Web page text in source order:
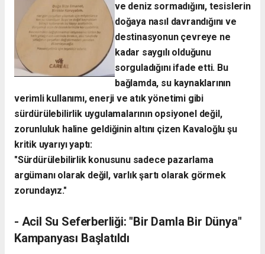
ve deniz sormadığını, tesislerin
doğaya nasıl davrandığını ve
destinasyonun çevreye ne
kadar saygılı olduğunu
sorguladığını ifade etti. Bu
bağlamda, su kaynaklarının
verimli kullanımı, enerji ve atık yönetimi gibi
sürdürülebilirlik uygulamalarının opsiyonel değil,
zorunluluk haline geldiğinin altını çizen Kavaloğlu şu
kritik uyarıyı yaptı:
"Sürdürülebilirlik konusunu sadece pazarlama
argümanı olarak değil, varlık şartı olarak görmek
zorundayız."
​- Acil Su Seferberliği: "Bir Damla Bir Dünya"
Kampanyası Başlatıldı